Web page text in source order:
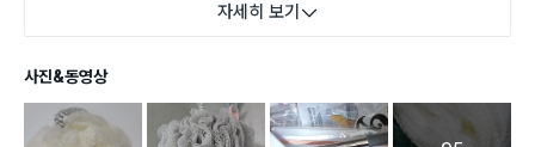
자세히 보기
사진&동영상